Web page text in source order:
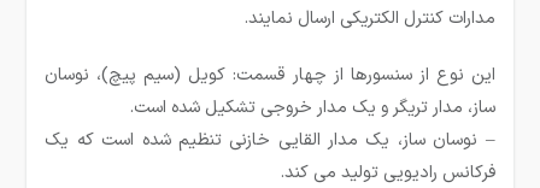
مدارات کنترل الکتریکی ارسال نمایند.
این نوع از سنسورها از چهار قسمت: کویل (سیم پیچ)، نوسان
ساز، مدار تریگر و یک مدار خروجی تشکیل شده است.
– نوسان ساز، یک مدار القایی خازنی تنظیم شده است که یک
فرکانس رادیویی تولید می کند.